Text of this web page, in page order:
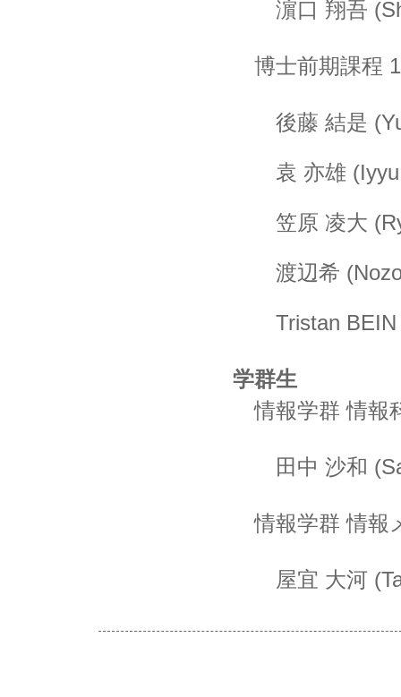
濵口 翔吾
博士前期課程
後藤 結是
袁 亦雄
笠原 凌大
渡辺希
Tristan BEIN
学群生
情報学群 情報
田中 沙和
情報学群 情報
屋宜 大河